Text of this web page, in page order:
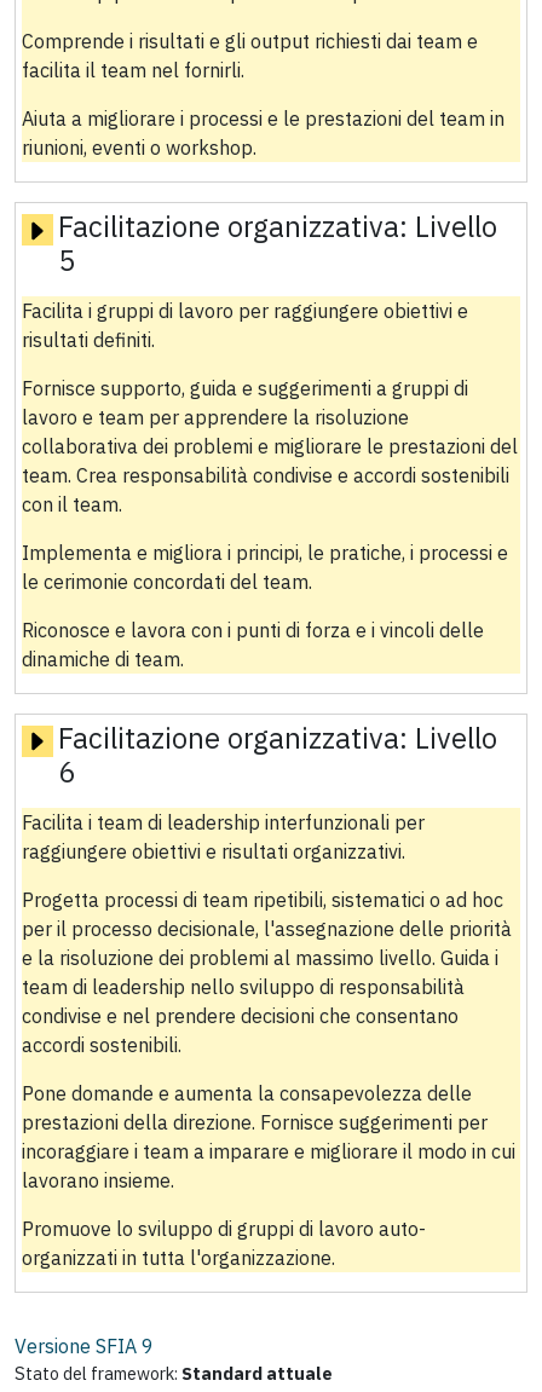
Comprende i risultati e gli output richiesti dai team e
facilita il team nel fornirli.
Aiuta a migliorare i processi e le prestazioni del team in
riunioni, eventi o workshop.
Facilitazione organizzativa: Livello
5
Facilita i gruppi di lavoro per raggiungere obiettivi e
risultati definiti.
Fornisce supporto, guida e suggerimenti a gruppi di
lavoro e team per apprendere la risoluzione
collaborativa dei problemi e migliorare le prestazioni del
team. Crea responsabilità condivise e accordi sostenibili
con il team.
Implementa e migliora i principi, le pratiche, i processi e
le cerimonie concordati del team.
Riconosce e lavora con i punti di forza e i vincoli delle
dinamiche di team.
Facilitazione organizzativa: Livello
6
Facilita i team di leadership interfunzionali per
raggiungere obiettivi e risultati organizzativi.
Progetta processi di team ripetibili, sistematici o ad hoc
per il processo decisionale, l'assegnazione delle priorità
e la risoluzione dei problemi al massimo livello. Guida i
team di leadership nello sviluppo di responsabilità
condivise e nel prendere decisioni che consentano
accordi sostenibili.
Pone domande e aumenta la consapevolezza delle
prestazioni della direzione. Fornisce suggerimenti per
incoraggiare i team a imparare e migliorare il modo in cui
lavorano insieme.
Promuove lo sviluppo di gruppi di lavoro auto-
organizzati in tutta l'organizzazione.
Versione SFIA 9
Stato del framework: Standard attuale